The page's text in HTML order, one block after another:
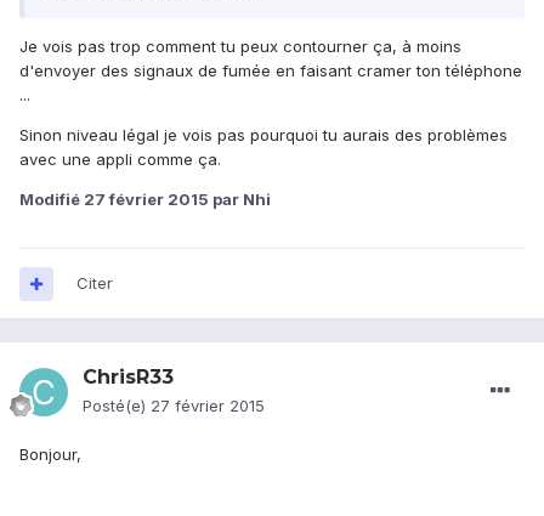
Je vois pas trop comment tu peux contourner ça, à moins
d'envoyer des signaux de fumée en faisant cramer ton téléphone
...
Sinon niveau légal je vois pas pourquoi tu aurais des problèmes
avec une appli comme ça.
Modifié 27 février 2015 par Nhi
Citer
ChrisR33
Posté(e) 27 février 2015
Bonjour,